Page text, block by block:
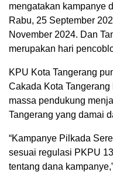
mengatakan kampanye
Rabu, 25 September
November 2024. Dan
merupakan hari
KPU Kota Tangerang
Cakada Kota
massa pendukung
Tangerang yang damai
“Kampanye Pilkada
sesuai regulasi PKPU
tentang dana